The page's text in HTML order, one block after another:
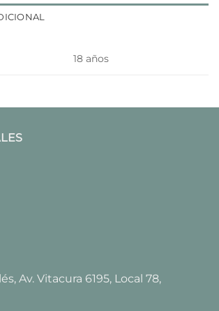
18 años
Av. Vitacura 6195, Local 78,